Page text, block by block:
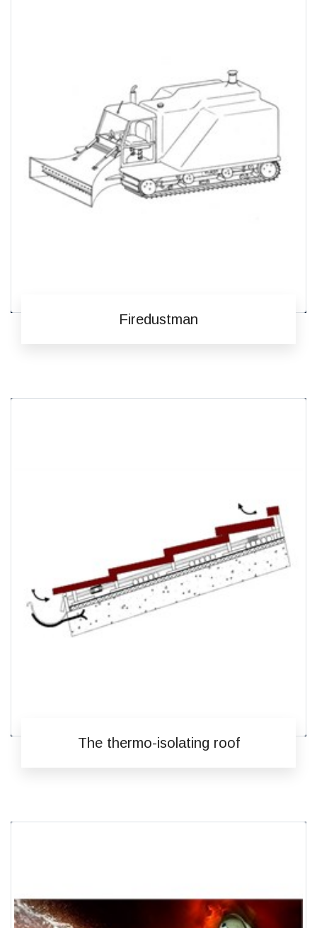
Firedustman
The thermo-isolating roof